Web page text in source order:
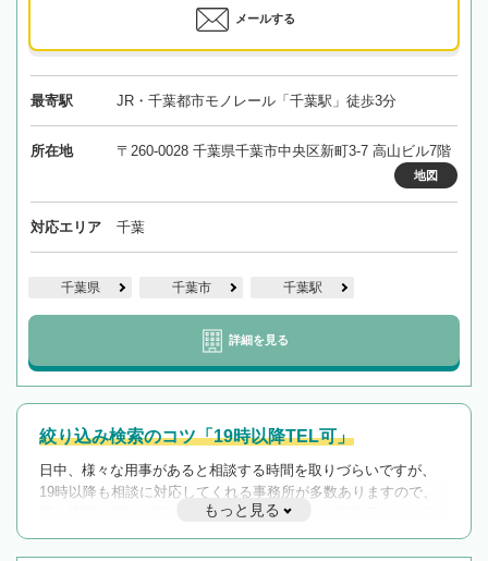
メールする
最寄駅 JR・千葉都市モノレール「千葉駅」徒歩3分
所在地 〒260-0028 千葉県千葉市中央区新町3-7 高山ビル7階
地図
対応エリア 千葉
千葉県 千葉市 千葉駅
詳細を見る
絞り込み検索のコツ「19時以降TEL可」
日中、様々な用事があると相談する時間を取りづらいですが、
19時以降も相談に対応してくれる事務所が多数ありますので、
遅い時間の相談が増えそうな場合はそのような事務所に絞り込
んで検索してみましょう。
もっと見る